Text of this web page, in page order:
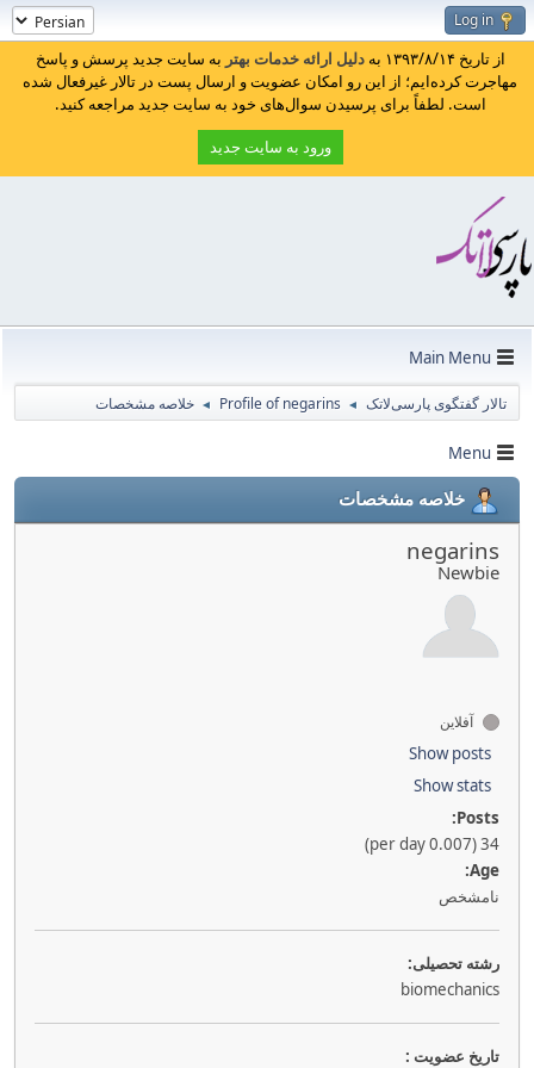
Log in
از تاریخ ۱۳۹۳/۸/۱۴ به دلیل ارائه خدمات بهتر به سایت جدید پرسش و پاسخ
مهاجرت کرده‌ایم؛ از این رو امکان عضویت و ارسال پست در تالار غیرفعال شده
است. لطفاً برای پرسیدن سوال‌های خود به سایت جدید مراجعه کنید.
ورود به سایت جدید
Main Menu
تالار گفتگوی پارسی‌لاتک ◄
Profile of negarins
◄ خلاصه مشخصات
Menu
خلاصه مشخصات
negarins
Newbie
آفلاین
Show posts
Show stats
Posts:
34 (0.007 per day)
Age:
نامشخص
رشته تحصیلی:
biomechanics
تاريخ عضويت :